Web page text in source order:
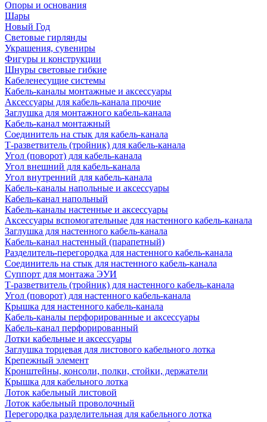
Опоры и основания
Шары
Новый Год
Световые гирлянды
Украшения, сувениры
Фигуры и конструкции
Шнуры световые гибкие
Кабеленесущие системы
Кабель-каналы монтажные и аксессуары
Аксессуары для кабель-канала прочие
Заглушка для монтажного кабель-канала
Кабель-канал монтажный
Соединитель на стык для кабель-канала
Т-разветвитель (тройник) для кабель-канала
Угол (поворот) для кабель-канала
Угол внешний для кабель-канала
Угол внутренний для кабель-канала
Кабель-каналы напольные и аксессуары
Кабель-канал напольный
Кабель-каналы настенные и аксессуары
Аксессуары вспомогательные для настенного кабель-канала
Заглушка для настенного кабель-канала
Кабель-канал настенный (парапетный)
Разделитель-перегородка для настенного кабель-канала
Соединитель на стык для настенного кабель-канала
Суппорт для монтажа ЭУИ
Т-разветвитель (тройник) для настенного кабель-канала
Угол (поворот) для настенного кабель-канала
Крышка для настенного кабель-канала
Кабель-каналы перфорированные и аксессуары
Кабель-канал перфорированный
Лотки кабельные и аксессуары
Заглушка торцевая для листового кабельного лотка
Крепежный элемент
Кронштейны, консоли, полки, стойки, держатели
Крышка для кабельного лотка
Лоток кабельный листовой
Лоток кабельный проволочный
Перегородка разделительная для кабельного лотка